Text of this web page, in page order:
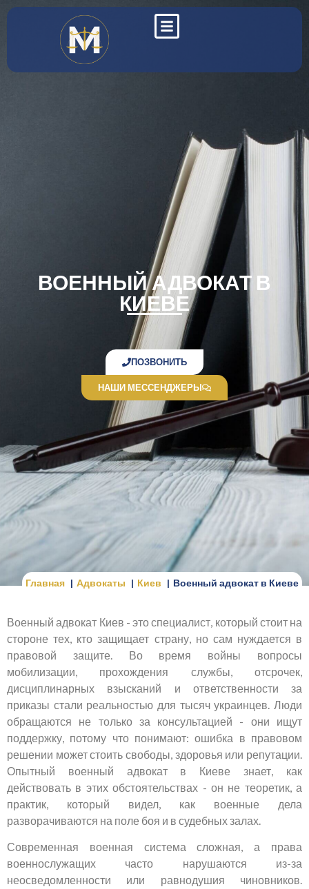
ВОЕННЫЙ АДВОКАТ В
КИЕВЕ
ПОЗВОНИТЬ
НАШИ МЕССЕНДЖЕРЫ
Главная Адвокаты Киев Военный адвокат в Киеве
Военный адвокат Киев - это специалист, который стоит на
стороне тех, кто защищает страну, но сам нуждается в
правовой защите. Во время войны вопросы
мобилизации, прохождения службы, отсрочек,
дисциплинарных взысканий и ответственности за
приказы стали реальностью для тысяч украинцев. Люди
обращаются не только за консультацией - они ищут
поддержку, потому что понимают: ошибка в правовом
решении может стоить свободы, здоровья или репутации.
Опытный военный адвокат в Киеве знает, как
действовать в этих обстоятельствах - он не теоретик, а
практик, который видел, как военные дела
разворачиваются на поле боя и в судебных залах.
Современная военная система сложная, а права
военнослужащих часто нарушаются из-за
неосведомленности или равнодушия чиновников.